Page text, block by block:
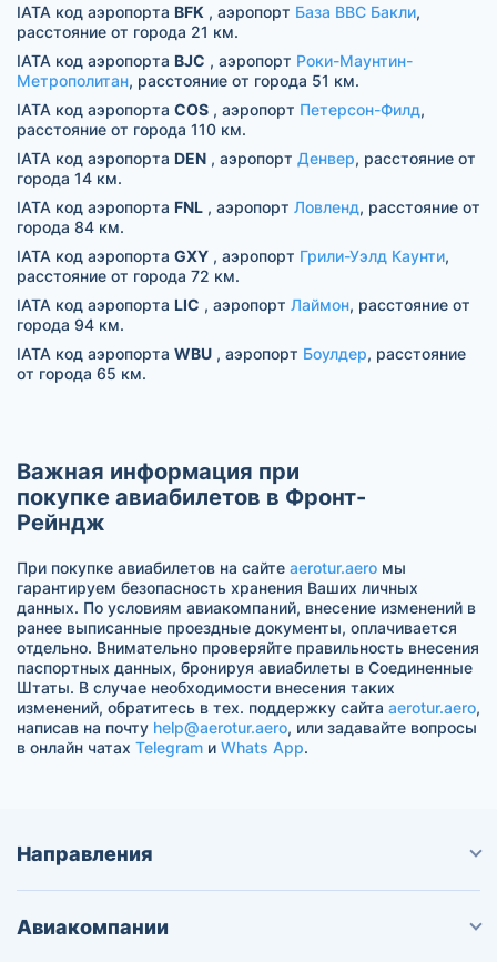
IATA код аэропорта BFK , аэропорт База ВВС Бакли,
расстояние от города 21 км.
IATA код аэропорта BJC , аэропорт Роки-Маунтин-
Метрополитан, расстояние от города 51 км.
IATA код аэропорта COS , аэропорт Петерсон-Филд,
расстояние от города 110 км.
IATA код аэропорта DEN , аэропорт Денвер, расстояние от
города 14 км.
IATA код аэропорта FNL , аэропорт Ловленд, расстояние от
города 84 км.
IATA код аэропорта GXY , аэропорт Грили-Уэлд Каунти,
расстояние от города 72 км.
IATA код аэропорта LIC , аэропорт Лаймон, расстояние от
города 94 км.
IATA код аэропорта WBU , аэропорт Боулдер, расстояние
от города 65 км.
Важная информация при
покупке авиабилетов в Фронт-
Рейндж
При покупке авиабилетов на сайте aerotur.aero мы
гарантируем безопасность хранения Ваших личных
данных. По условиям авиакомпаний, внесение изменений в
ранее выписанные проездные документы, оплачивается
отдельно. Внимательно проверяйте правильность внесения
паспортных данных, бронируя авиабилеты в Соединенные
Штаты. В случае необходимости внесения таких
изменений, обратитесь в тех. поддержку сайта aerotur.aero,
написав на почту help@aerotur.aero, или задавайте вопросы
в онлайн чатах Telegram и Whats App.
Направления
Авиакомпании